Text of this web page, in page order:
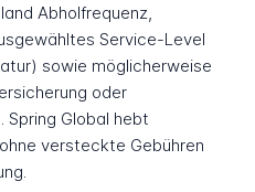
Abholfrequenz,
Service-Level
sowie möglicherweise
oder
Global hebt
versteckte Gebühren